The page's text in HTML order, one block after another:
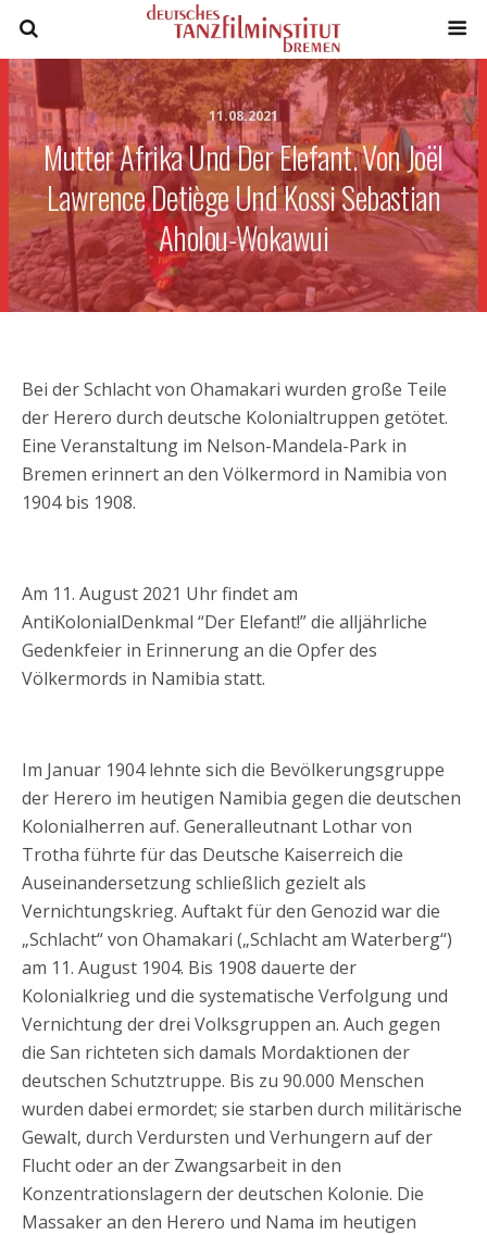
11.08.2021
Mutter Afrika Und Der Elefant. Von Joël
Lawrence Detiège Und Kossi Sebastian
Aholou-Wokawui
Bei der Schlacht von Ohamakari wurden große Teile
der Herero durch deutsche Kolonialtruppen getötet.
Eine Veranstaltung im Nelson-Mandela-Park in
Bremen erinnert an den Völkermord in Namibia von
1904 bis 1908.
Am 11. August 2021 Uhr findet am
AntiKolonialDenkmal “Der Elefant!” die alljährliche
Gedenkfeier in Erinnerung an die Opfer des
Völkermords in Namibia statt.
Im Januar 1904 lehnte sich die Bevölkerungsgruppe
der Herero im heutigen Namibia gegen die deutschen
Kolonialherren auf. Generalleutnant Lothar von
Trotha führte für das Deutsche Kaiserreich die
Auseinandersetzung schließlich gezielt als
Vernichtungskrieg. Auftakt für den Genozid war die
„Schlacht“ von Ohamakari („Schlacht am Waterberg“)
am 11. August 1904. Bis 1908 dauerte der
Kolonialkrieg und die systematische Verfolgung und
Vernichtung der drei Volksgruppen an. Auch gegen
die San richteten sich damals Mordaktionen der
deutschen Schutztruppe. Bis zu 90.000 Menschen
wurden dabei ermordet; sie starben durch militärische
Gewalt, durch Verdursten und Verhungern auf der
Flucht oder an der Zwangsarbeit in den
Konzentrationslagern der deutschen Kolonie. Die
Massaker an den Herero und Nama im heutigen